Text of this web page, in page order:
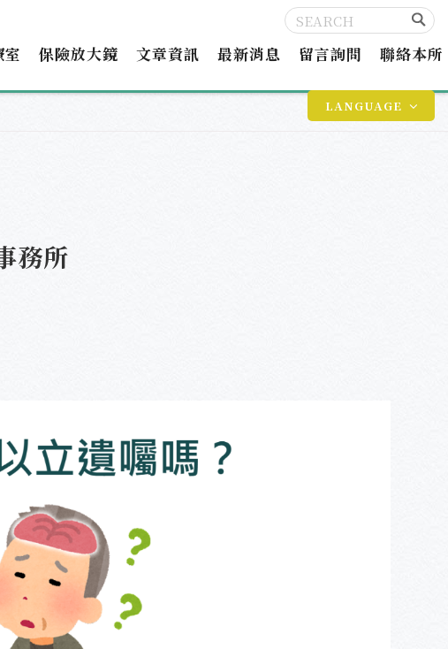
LANGUAGE
室 保險放大鏡 文章資訊 最新消息 留言詢問 聯絡本所
務所